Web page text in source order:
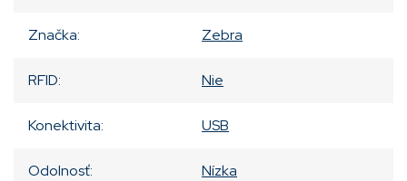
Značka: Zebra
RFID: Nie
Konektivita: USB
Odolnosť: Nízka